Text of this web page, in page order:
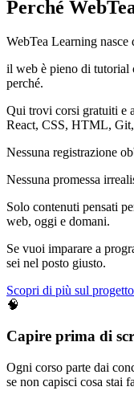
Perché
WebTea Learning nasce
il web è pieno di tutorial
perché.
Qui trovi corsi gratuiti e
React, CSS, HTML,
Nessuna registrazione
Nessuna promessa
Solo contenuti pensati
web, oggi e domani.
Se vuoi imparare a
sei nel posto giusto.
Scopri di più sul
🧠
Capire prima di
Ogni corso parte dai
se non capisci cosa stai